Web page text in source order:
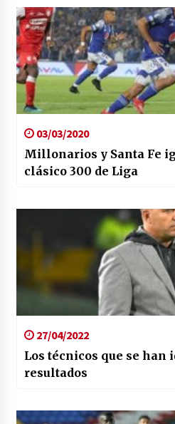
03/03/2020
Millonarios y Santa Fe
clásico 300 de Liga
27/04/2022
Los técnicos que se han
resultados